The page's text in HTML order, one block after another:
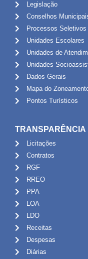
Legislação
Conselhos
Processos Seletivos
Unidades Escolares
Unidades de
Unidades
Dados Gerais
Mapa do
Pontos Turísticos
TRANSPARÊNCIA
Licitações
Contratos
RGF
RREO
PPA
LOA
LDO
Receitas
Despesas
Diárias